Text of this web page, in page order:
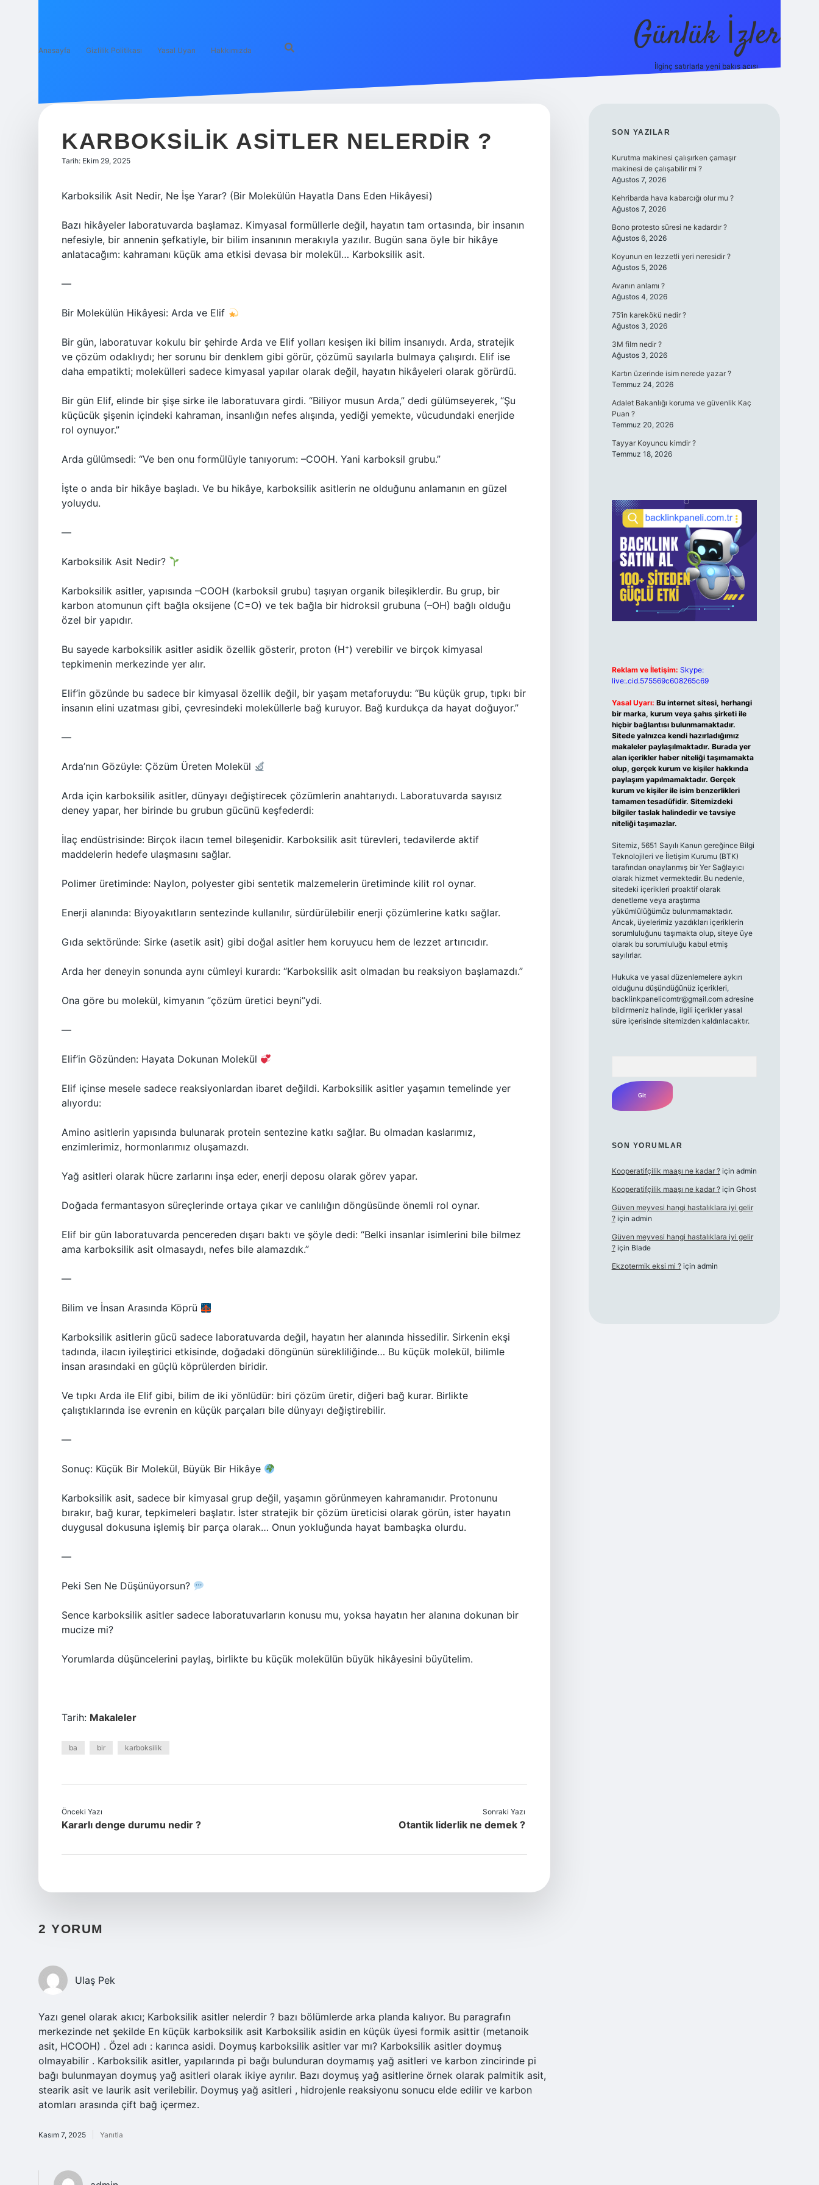
Anasayfa Gizlilik Politikası Yasal Uyarı Hakkımızda Günlük İzler
İlginç satırlarla yeni bakış açısı.
KARBOKSILIK ASITLER NELERDIR ?
Tarih: Ekim 29, 2025
Karboksilik Asit Nedir, Ne İşe Yarar? (Bir Molekülün Hayatla Dans Eden Hikâyesi)
Bazı hikâyeler laboratuvarda başlamaz. Kimyasal formüllerle değil, hayatın tam ortasında, bir insanın
nefesiyle, bir annenin şefkatiyle, bir bilim insanının merakıyla yazılır. Bugün sana öyle bir hikâye
anlatacağım: kahramanı küçük ama etkisi devasa bir molekül… Karboksilik asit.
—
Bir Molekülün Hikâyesi: Arda ve Elif
Bir gün, laboratuvar kokulu bir şehirde Arda ve Elif yolları kesişen iki bilim insanıydı. Arda, stratejik
ve çözüm odaklıydı; her sorunu bir denklem gibi görür, çözümü sayılarla bulmaya çalışırdı. Elif ise
daha empatikti; molekülleri sadece kimyasal yapılar olarak değil, hayatın hikâyeleri olarak görürdü.
Bir gün Elif, elinde bir şişe sirke ile laboratuvara girdi. “Biliyor musun Arda,” dedi gülümseyerek, “Şu
küçücük şişenin içindeki kahraman, insanlığın nefes alışında, yediği yemekte, vücudundaki enerjide
rol oynuyor.”
Arda gülümsedi: “Ve ben onu formülüyle tanıyorum: –COOH. Yani karboksil grubu.”
İşte o anda bir hikâye başladı. Ve bu hikâye, karboksilik asitlerin ne olduğunu anlamanın en güzel
yoluydu.
—
Karboksilik Asit Nedir?
Karboksilik asitler, yapısında –COOH (karboksil grubu) taşıyan organik bileşiklerdir. Bu grup, bir
karbon atomunun çift bağla oksijene (C=O) ve tek bağla bir hidroksil grubuna (–OH) bağlı olduğu
özel bir yapıdır.
Bu sayede karboksilik asitler asidik özellik gösterir, proton (H⁺) verebilir ve birçok kimyasal
tepkimenin merkezinde yer alır.
Elif’in gözünde bu sadece bir kimyasal özellik değil, bir yaşam metaforuydu: “Bu küçük grup, tıpkı bir
insanın elini uzatması gibi, çevresindeki moleküllerle bağ kuruyor. Bağ kurdukça da hayat doğuyor.”
—
Arda’nın Gözüyle: Çözüm Üreten Molekül
Arda için karboksilik asitler, dünyayı değiştirecek çözümlerin anahtarıydı. Laboratuvarda sayısız
deney yapar, her birinde bu grubun gücünü keşfederdi:
İlaç endüstrisinde: Birçok ilacın temel bileşenidir. Karboksilik asit türevleri, tedavilerde aktif
maddelerin hedefe ulaşmasını sağlar.
Polimer üretiminde: Naylon, polyester gibi sentetik malzemelerin üretiminde kilit rol oynar.
Enerji alanında: Biyoyakıtların sentezinde kullanılır, sürdürülebilir enerji çözümlerine katkı sağlar.
Gıda sektöründe: Sirke (asetik asit) gibi doğal asitler hem koruyucu hem de lezzet artırıcıdır.
Arda her deneyin sonunda aynı cümleyi kurardı: “Karboksilik asit olmadan bu reaksiyon başlamazdı.”
Ona göre bu molekül, kimyanın “çözüm üretici beyni”ydi.
—
Elif’in Gözünden: Hayata Dokunan Molekül
Elif içinse mesele sadece reaksiyonlardan ibaret değildi. Karboksilik asitler yaşamın temelinde yer
alıyordu:
Amino asitlerin yapısında bulunarak protein sentezine katkı sağlar. Bu olmadan kaslarımız,
enzimlerimiz, hormonlarımız oluşamazdı.
Yağ asitleri olarak hücre zarlarını inşa eder, enerji deposu olarak görev yapar.
Doğada fermantasyon süreçlerinde ortaya çıkar ve canlılığın döngüsünde önemli rol oynar.
Elif bir gün laboratuvarda pencereden dışarı baktı ve şöyle dedi: “Belki insanlar isimlerini bile bilmez
ama karboksilik asit olmasaydı, nefes bile alamazdık.”
—
Bilim ve İnsan Arasında Köprü
Karboksilik asitlerin gücü sadece laboratuvarda değil, hayatın her alanında hissedilir. Sirkenin ekşi
tadında, ilacın iyileştirici etkisinde, doğadaki döngünün sürekliliğinde… Bu küçük molekül, bilimle
insan arasındaki en güçlü köprülerden biridir.
Ve tıpkı Arda ile Elif gibi, bilim de iki yönlüdür: biri çözüm üretir, diğeri bağ kurar. Birlikte
çalıştıklarında ise evrenin en küçük parçaları bile dünyayı değiştirebilir.
—
Sonuç: Küçük Bir Molekül, Büyük Bir Hikâye
Karboksilik asit, sadece bir kimyasal grup değil, yaşamın görünmeyen kahramanıdır. Protonunu
bırakır, bağ kurar, tepkimeleri başlatır. İster stratejik bir çözüm üreticisi olarak görün, ister hayatın
duygusal dokusuna işlemiş bir parça olarak… Onun yokluğunda hayat bambaşka olurdu.
—
Peki Sen Ne Düşünüyorsun?
Sence karboksilik asitler sadece laboratuvarların konusu mu, yoksa hayatın her alanına dokunan bir
mucize mi?
Yorumlarda düşüncelerini paylaş, birlikte bu küçük molekülün büyük hikâyesini büyütelim.
Tarih: Makaleler
ba bir karboksilik
Önceki Yazı
Kararlı denge durumu nedir ?
Sonraki Yazı
Otantik liderlik ne demek ?
2 YORUM
Ulaş Pek
Yazı genel olarak akıcı; Karboksilik asitler nelerdir ? bazı bölümlerde arka planda kalıyor. Bu paragrafın
merkezinde net şekilde En küçük karboksilik asit Karboksilik asidin en küçük üyesi formik asittir (metanoik
asit, HCOOH) . Özel adı : karınca asidi. Doymuş karboksilik asitler var mı? Karboksilik asitler doymuş
olmayabilir . Karboksilik asitler, yapılarında pi bağı bulunduran doymamış yağ asitleri ve karbon zincirinde pi
bağı bulunmayan doymuş yağ asitleri olarak ikiye ayrılır. Bazı doymuş yağ asitlerine örnek olarak palmitik asit,
stearik asit ve laurik asit verilebilir. Doymuş yağ asitleri , hidrojenle reaksiyonu sonucu elde edilir ve karbon
atomları arasında çift bağ içermez.
Kasım 7, 2025 Yanıtla
SIDEBAR
SON YAZILAR
Kurutma makinesi çalışırken çamaşır
makinesi de çalışabilir mi ?
Ağustos 7, 2026
Kehribarda hava kabarcığı olur mu ?
Ağustos 7, 2026
Bono protesto süresi ne kadardır ?
Ağustos 6, 2026
Koyunun en lezzetli yeri neresidir ?
Ağustos 5, 2026
Avanın anlamı ?
Ağustos 4, 2026
75’in karekökü nedir ?
Ağustos 3, 2026
3M film nedir ?
Ağustos 3, 2026
Kartın üzerinde isim nerede yazar ?
Temmuz 24, 2026
Adalet Bakanlığı koruma ve güvenlik Kaç
Puan ?
Temmuz 20, 2026
Tayyar Koyuncu kimdir ?
Temmuz 18, 2026
Reklam ve İletişim: Skype:
live:.cid.575569c608265c69
Yasal Uyarı: Bu internet sitesi, herhangi
bir marka, kurum veya şahıs şirketi ile
hiçbir bağlantısı bulunmamaktadır.
Sitede yalnızca kendi hazırladığımız
makaleler paylaşılmaktadır. Burada yer
alan içerikler haber niteliği taşımamakta
olup, gerçek kurum ve kişiler hakkında
paylaşım yapılmamaktadır. Gerçek
kurum ve kişiler ile isim benzerlikleri
tamamen tesadüfidir. Sitemizdeki
bilgiler taslak halindedir ve tavsiye
niteliği taşımazlar.
Sitemiz, 5651 Sayılı Kanun gereğince Bilgi
Teknolojileri ve İletişim Kurumu (BTK)
tarafından onaylanmış bir Yer Sağlayıcı
olarak hizmet vermektedir. Bu nedenle,
sitedeki içerikleri proaktif olarak
denetleme veya araştırma
yükümlülüğümüz bulunmamaktadır.
Ancak, üyelerimiz yazdıkları içeriklerin
sorumluluğunu taşımakta olup, siteye üye
olarak bu sorumluluğu kabul etmiş
sayılırlar.
Hukuka ve yasal düzenlemelere aykırı
olduğunu düşündüğünüz içerikleri,
backlinkpanelicomtr@gmail.comadresine
bildirmeniz halinde, ilgili içerikler yasal
süre içerisinde sitemizden kaldırılacaktır.
SON YORUMLAR
Kooperatifçilik maaşı ne kadar ?için admin
Kooperatifçilik maaşı ne kadar ?için Ghost
Güven meyvesi hangi hastalıklara iyi gelir
?için admin
Güven meyvesi hangi hastalıklara iyi gelir
?için Blade
Ekzotermik eksi mi ?için admin